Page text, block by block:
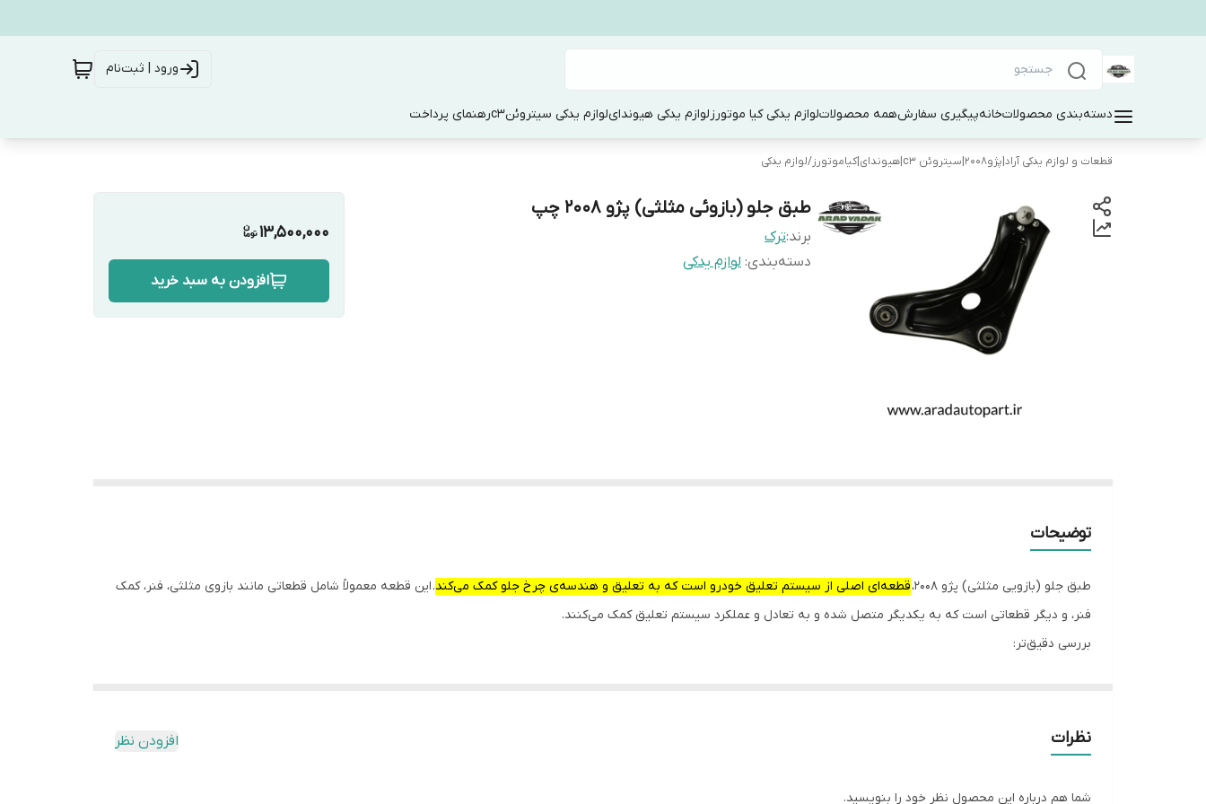
ورود | ثبت‌نام
دسته‌بندی محصولاتخانهپیگیری سفارشهمه محصولاتلوازم یدکی کیا موتورزلوازم یدکی هیوندایلوازم یدکی سیتروئنc3 رهنمای پرداخت
قطعات و لوازم یدکی آراد|پژو۲۰۰۸|سیتروئن c3|هیوندای|کیاموتورز /لوازم یدکی
طبق جلو (بازوئی مثلثی) پژو 2008 چپ
برند:ترک
دسته‌بندی: لوازم یدکی
13,500,000
افزودن به سبد خرید
توضیحات
طبق جلو (بازویی مثلثی) پژو ۲۰۰۸، قطعه‌ای اصلی از سیستم تعلیق خودرو است که به تعلیق و هندسه‌ی چرخ جلو کمک می‌کند. این قطعه معمولاً شامل قطعاتی مانند بازوی مثلثی، فنر، کمک
فنر، و دیگر قطعاتی است که به یکدیگر متصل شده و به تعادل و عملکرد سیستم تعلیق کمک می‌کنند.
بررسی دقیق‌تر:
تعلیق کمک می‌کند.
انواع:
نظرات افزودن نظر
شما هم درباره این محصول نظر خود را بنویسید.